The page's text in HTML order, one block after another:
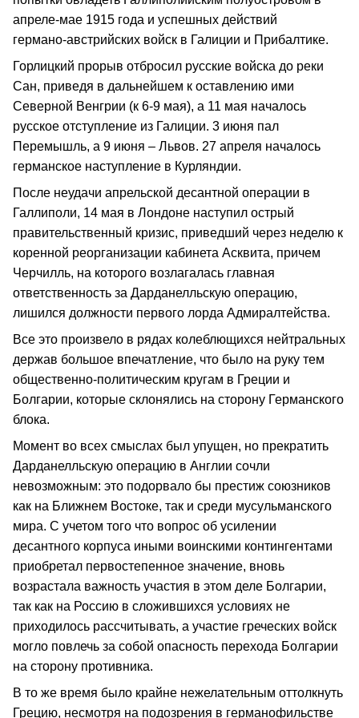
апреле‑мае 1915 года и успешных действий
германо‑австрийских войск в Галиции и Прибалтике.
Горлицкий прорыв отбросил русские войска до реки
Сан, приведя в дальнейшем к оставлению ими
Северной Венгрии (к 6‑9 мая), а 11 мая началось
русское отступление из Галиции. 3 июня пал
Перемышль, а 9 июня – Львов. 27 апреля началось
германское наступление в Курляндии.
После неудачи апрельской десантной операции в
Галлиполи, 14 мая в Лондоне наступил острый
правительственный кризис, приведший через неделю к
коренной реорганизации кабинета Асквита, причем
Черчилль, на которого возлагалась главная
ответственность за Дарданелльскую операцию,
лишился должности первого лорда Адмиралтейства.
Все это произвело в рядах колеблющихся нейтральных
держав большое впечатле­ние, что было на руку тем
общественно‑политическим кругам в Греции и
Болгарии, которые склонялись на сторону Германского
блока.
Момент во всех смыслах был упущен, но прекратить
Дарданелльскую операцию в Англии сочли
невозможным: это подорвало бы престиж союзников
как на Ближнем Востоке, так и среди мусульманского
мира. С учетом того что вопрос об усилении
десантного корпуса иными воинскими контингентами
приобретал первостепенное значение, вновь
возрастала важность участия в этом деле Болгарии,
так как на Россию в сложившихся условиях не
приходилось рассчитывать, а участие греческих войск
могло повлечь за со­бой опасность перехода Болгарии
на сторону противника.
В то же время было крайне нежелательным оттолкнуть
Грецию, несмотря на подозрения в германофильстве